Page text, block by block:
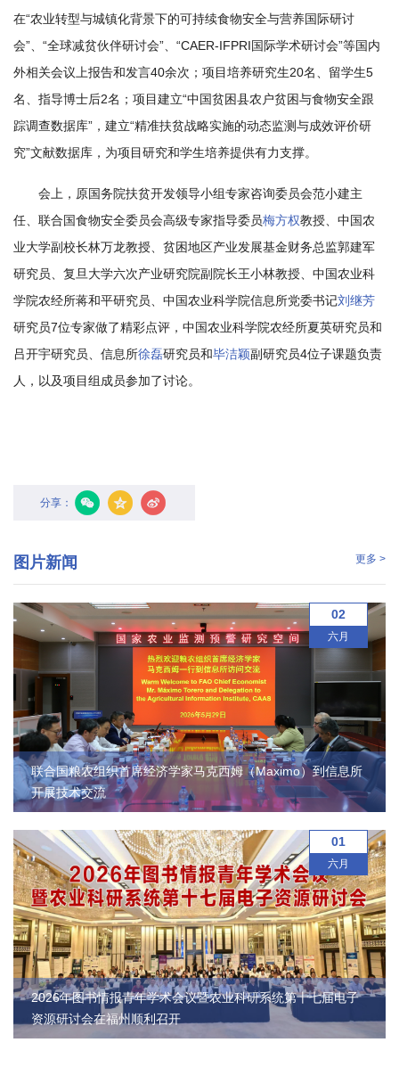
研
生
培
家
农
图
书
刊
群
园
在“农业转型与城镇化背景下的可持续食物安全与营养国际研讨
会”、“全球减贫伙伴研讨会”、“CAER-IFPRI国际学术研讨会”等国内
外相关会议上报告和发言40余次；项目培养研究生20名、留学生5
名、指导博士后2名；项目建立“中国贫困县农户贫困与食物安全跟
踪调查数据库”，建立“精准扶贫战略实施的动态监测与成效评价研
究”文献数据库，为项目研究和学生培养提供有力支撑。
会上，原国务院扶贫开发领导小组专家咨询委员会范小建主
任、联合国食物安全委员会高级专家指导委员梅方权教授、中国农
业大学副校长林万龙教授、贫困地区产业发展基金财务总监郭建军
研究员、复旦大学六次产业研究院副院长王小林教授、中国农业科
学院农经所蒋和平研究员、中国农业科学院信息所党委书记刘继芳
研究员7位专家做了精彩点评，中国农业科学院农经所夏英研究员和
吕开宇研究员、信息所徐磊研究员和毕洁颖副研究员4位子课题负责
人，以及项目组成员参加了讨论。
分享：
图片新闻 更多 >
联合国粮农组织首席经济学家马克西姆（Maximo）到信息所
开展技术交流
02
六月
2026年图书情报青年学术会议暨农业科研系统第十七届电子
资源研讨会在福州顺利召开
01
六月